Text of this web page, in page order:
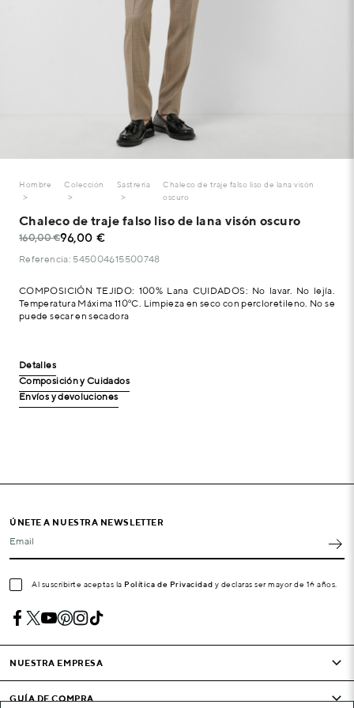
Hombre Colección Sastrería
Chaleco de traje falso liso de lana visón
oscuro
Chaleco de traje falso liso de lana visón oscuro
160,00 €96,00 €
Referencia: 545004615500748
COMPOSICIÓN TEJIDO: 100% Lana CUIDADOS: No lavar. No lejía.
Temperatura Máxima 110ºC. Limpieza en seco con percloretileno. No se
puede secar en secadora
Detalles
Composición y Cuidados
Envíos y devoluciones
ÚNETE A NUESTRA NEWSLETTER
Email
Al suscribirte aceptas la Política de Privacidad y declaras ser mayor de 16 años.
NUESTRA EMPRESA
GUÍA DE COMPRA